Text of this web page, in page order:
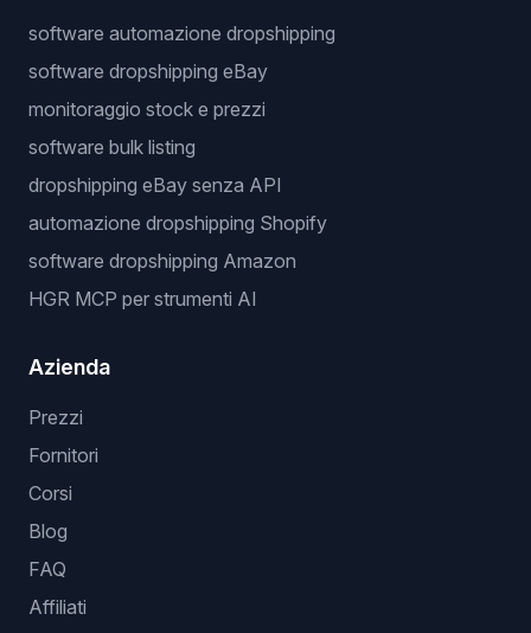
software automazione dropshipping
software dropshipping eBay
monitoraggio stock e prezzi
software bulk listing
dropshipping eBay senza API
automazione dropshipping Shopify
software dropshipping Amazon
HGR MCP per strumenti AI
Azienda
Prezzi
Fornitori
Corsi
Blog
FAQ
Affiliati